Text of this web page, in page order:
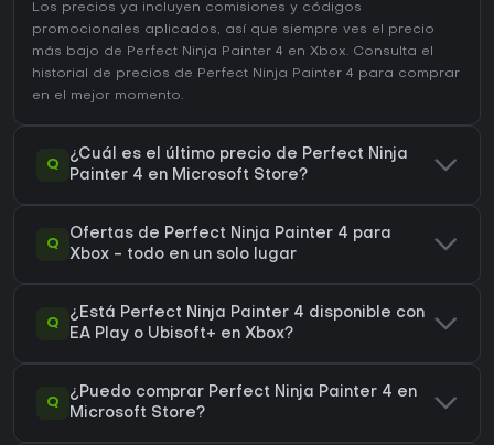
Los precios ya incluyen comisiones y códigos
promocionales aplicados, así que siempre ves el precio
más bajo de Perfect Ninja Painter 4 en Xbox. Consulta el
historial de precios de Perfect Ninja Painter 4 para comprar
en el mejor momento.
Q
¿Cuál es el último precio de Perfect Ninja
Painter 4 en Microsoft Store?
Q
Ofertas de Perfect Ninja Painter 4 para
Xbox - todo en un solo lugar
Q
¿Está Perfect Ninja Painter 4 disponible con
EA Play o Ubisoft+ en Xbox?
Q
¿Puedo comprar Perfect Ninja Painter 4 en
Microsoft Store?